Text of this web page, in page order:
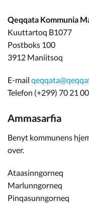
Qeqqata Kommunia
Kuuttartoq B1077
Postboks 100
3912 Maniitsoq
E-mail
Telefon (+299) 70 21 00
Ammasarfia
Benyt kommunens
over.
Ataasinngorneq
Marlunngorneq
Pinqasunngorneq